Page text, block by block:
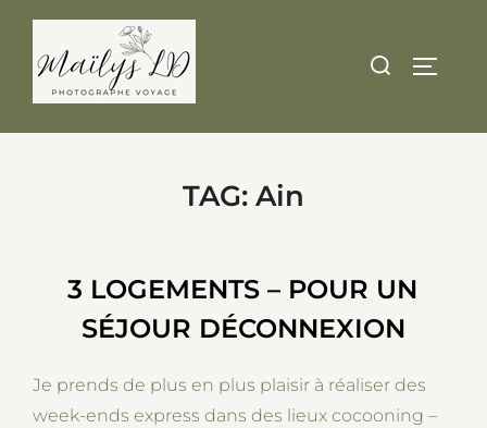
content
Search
TAG: Ain
3 LOGEMENTS – POUR UN
SÉJOUR DÉCONNEXION
Je prends de plus en plus plaisir à réaliser des
week-ends express dans des lieux cocooning –